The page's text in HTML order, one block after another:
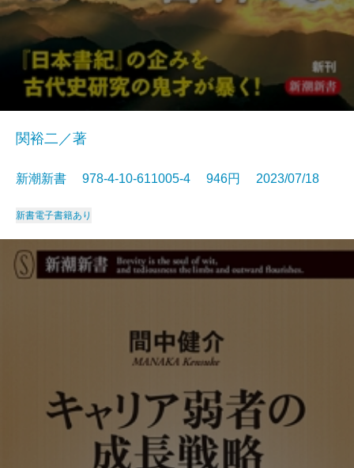
関裕二／著
新潮新書 978-4-10-611005-4 946円 2023/07/18
新書電子書籍あり